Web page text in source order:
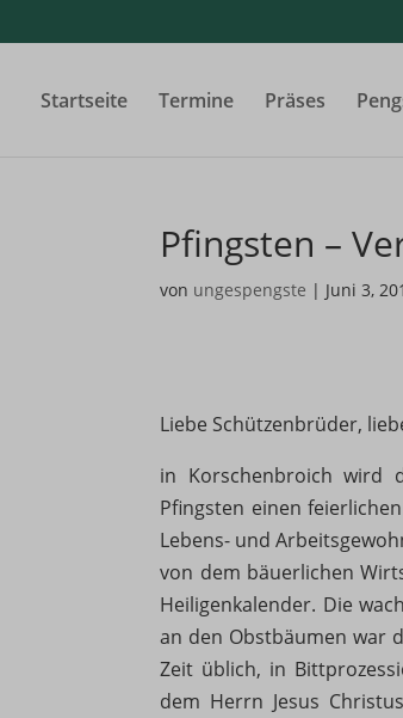
Startseite Termine Präses
Pfingsten –
von ungespengste | Juni 3,
Liebe Schützenbrüder,
in Korschenbroich wird
Pfingsten einen
Lebens- und
von dem bäuerlichen
Heiligenkalender. Die
an den Obstbäumen war
Zeit üblich, in
dem Herrn Jesus